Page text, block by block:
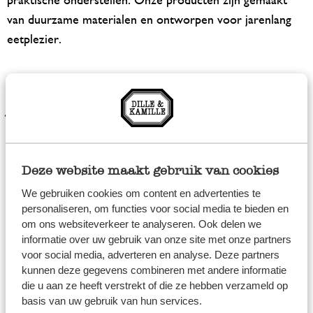
Deze website maakt gebruik van cookies
We gebruiken cookies om content en advertenties te
personaliseren, om functies voor social media te bieden en
om ons websiteverkeer te analyseren. Ook delen we
informatie over uw gebruik van onze site met onze partners
voor social media, adverteren en analyse. Deze partners
kunnen deze gegevens combineren met andere informatie
die u aan ze heeft verstrekt of die ze hebben verzameld op
basis van uw gebruik van hun services.
van duurzame materialen en ontworpen voor jarenlang
eetplezier.
je inspireren
Of je nu kiest voor een traditionele kaasfondue of een
moment bijzonder. Voeg eens een verrassend ingrediënt
toe, zoals truffel of een scheutje wijn, en geef je fondue
een culinaire twist. Op zoek naar inspiratie? Neem dan
eens een kijkje bij ons recept voor kaasfondue met
truffel: eenvoudig te maken en heerlijk om samen van te
genieten.